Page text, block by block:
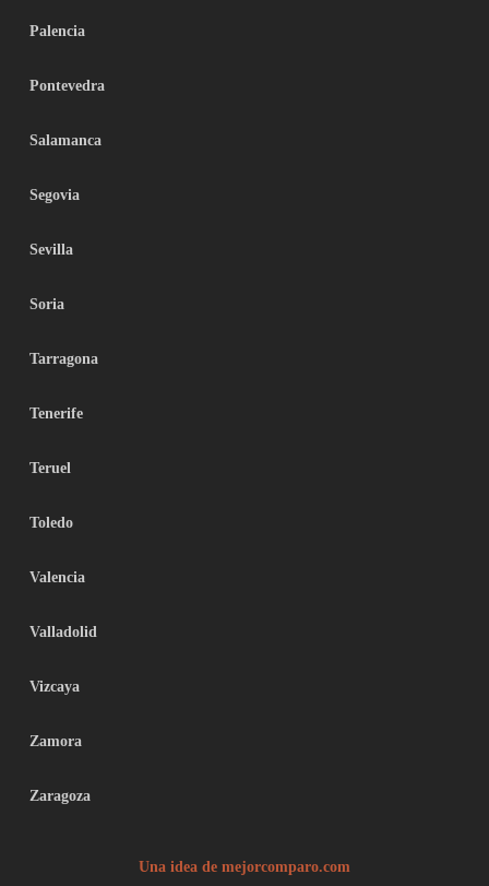
Palencia
Pontevedra
Salamanca
Segovia
Sevilla
Soria
Tarragona
Tenerife
Teruel
Toledo
Valencia
Valladolid
Vizcaya
Zamora
Zaragoza
Una idea de mejorcomparo.com